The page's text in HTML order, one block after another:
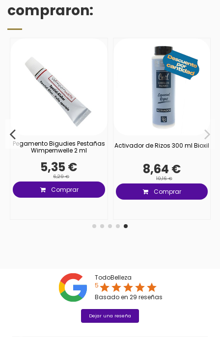
compraron:
Pegamento Bigudies Pestañas
Wimpernwelle 2 ml
5,35 €
6,29 €
Comprar
Activador de Rizos 300 ml Bioxil
8,64 €
10,16 €
Comprar
TodoBelleza
5starstarstarstarstar
Basado en 29 reseñas
Dejar una reseña